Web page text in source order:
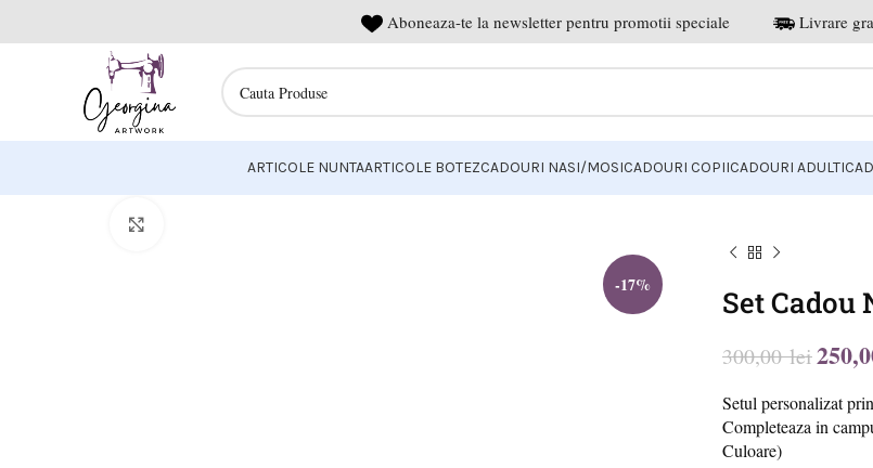
Aboneaza-te la newsletter pentru promotii speciale Livrare
ARTICOLE NUNTAARTICOLE BOTEZCADOURI NASI/MOSICADOURI COPIICADOURI ADULTI
-17%
lei
lei
Set Cadou
300,00lei
Setul personalizat
Completeaza in
Culoare)